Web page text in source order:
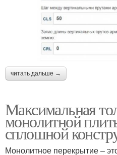
читать дальше →
Максимальная
монолитной
сплошной
Монолитное перекрытие –